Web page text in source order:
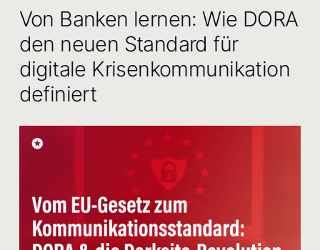
Von Banken lernen: Wie DORA
den neuen Standard für
digitale Krisen­kommunikation
definiert